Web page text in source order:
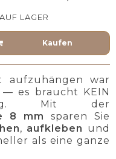
AUF LAGER
Kaufen
aufzuhängen war
es braucht KEIN
Mit der
8 mm
sparen Sie
, aufkleben und
als eine ganze